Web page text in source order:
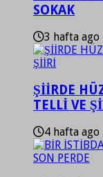
SOKAK
3 hafta ago
ŞİİRDE
TELLİ VE
4 hafta ago